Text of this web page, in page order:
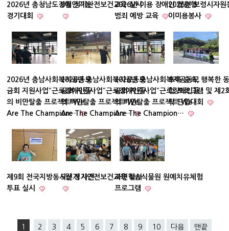
2026년 충청남도장애인기능
경기대회
6월 정기안전보건교육 실시2026년 이용 장애인 맞춤형
범죄 예방 교육
2026년 보령시자원
이미용봉사
2026년 충남사회복지공동모
금회 지원사업“근로장애인들
의 비만탈출 프로젝트「We
Are The Champion…
2026년 충남사회복지공동모
금회 지원사업“근로장애인들
의 비만탈출 프로젝트「We
Are The Champion…
2026년 충남사회복지공동모
금회 지원사업“근로장애인들
의 비만탈출 프로젝트「We
Are The Champion…
초록 숲속, 행복한
험 프로그램 및 제2
작 단합대회
제9회 전국지방동시선거 사전
투표 실시
5월 정기안전보건교육 실시자연학습식물원 원예치유체험
프로그램
1 2 3 4 5 6 7 8 9 10 다음 맨끝